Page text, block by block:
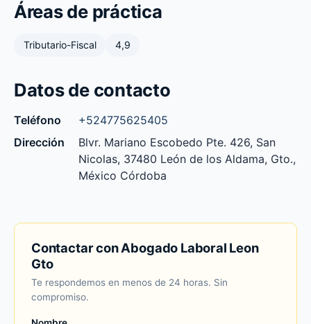
Áreas de práctica
Tributario-Fiscal 4,9
Datos de contacto
Teléfono
+524775625405
Dirección
Blvr. Mariano Escobedo Pte. 426, San
Nicolas, 37480 León de los Aldama, Gto.,
México Córdoba
Contactar con Abogado Laboral Leon
Gto
Te respondemos en menos de 24 horas. Sin
compromiso.